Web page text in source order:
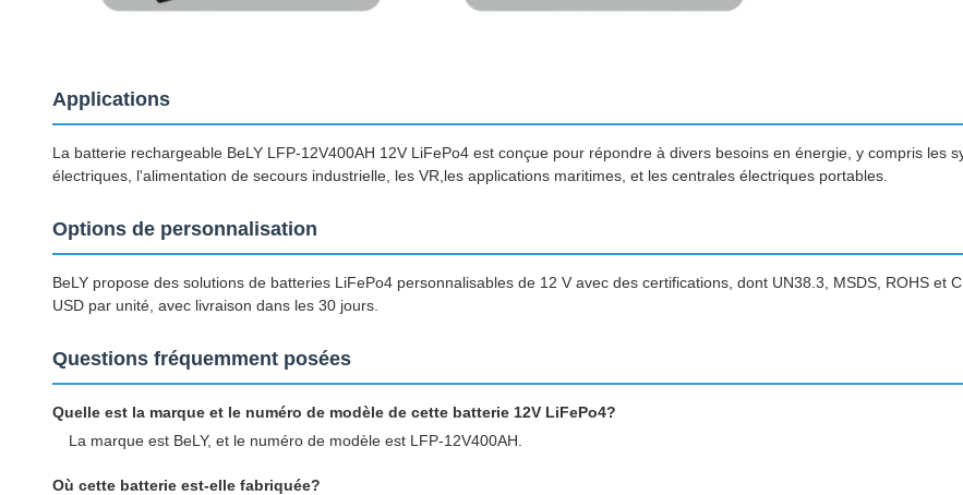
Applications
La batterie rechargeable BeLY LFP-12V400AH 12V LiFePo4 est conçue pour répondre à divers besoins en énergie, y compris les
électriques, l'alimentation de secours industrielle, les VR,les applications maritimes, et les centrales électriques portables.
Options de personnalisation
BeLY propose des solutions de batteries LiFePo4 personnalisables de 12 V avec des certifications, dont UN38.3, MSDS, ROHS et
USD par unité, avec livraison dans les 30 jours.
Questions fréquemment posées
Quelle est la marque et le numéro de modèle de cette batterie 12V LiFePo4?
La marque est BeLY, et le numéro de modèle est LFP-12V400AH.
Où cette batterie est-elle fabriquée?